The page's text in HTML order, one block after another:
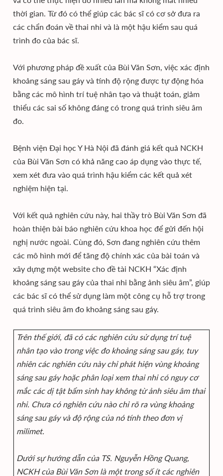
thời gian. Từ đó có thể giúp các bác sĩ có cơ sở đưa ra
các chẩn đoán về thai nhi và là một hậu kiểm sau quá
trình đo của bác sĩ.
Với phương pháp đề xuất của Bùi Văn Sơn, việc xác định
khoảng sáng sau gáy và tính độ rộng được tự động hóa
bằng các mô hình trí tuệ nhân tạo và thuật toán, giảm
thiểu các sai số không đáng có trong quá trình siêu âm
đo.
Bệnh viện Đại học Y Hà Nội đã đánh giá kết quả NCKH
của Bùi Văn Sơn có khả năng cao áp dụng vào thực tế,
xem xét đưa vào quá trình hậu kiểm các kết quả xét
nghiệm hiện tại.
Với kết quả nghiên cứu này, hai thầy trò Bùi Văn Sơn đã
hoàn thiện bài báo nghiên cứu khoa học để gửi đến hội
nghị nước ngoài. Cùng đó, Sơn đang nghiên cứu thêm
các mô hình mới để tăng độ chính xác của bài toán và
xây dựng một website cho đề tài NCKH “Xác định
khoảng sáng sau gáy của thai nhi bằng ảnh siêu âm”, giúp
các bác sĩ có thể sử dụng làm một công cụ hỗ trợ trong
quá trình siêu âm đo khoảng sáng sau gáy.
Trên thế giới, đã có các nghiên cứu sử dụng trí tuệ
nhân tạo vào trong việc đo khoảng sáng sau gáy, tuy
nhiên các nghiên cứu này chỉ phát hiện vùng khoảng
sáng sau gáy hoặc phân loại xem thai nhi có nguy cơ
mắc các dị tật bẩm sinh hay không từ ảnh siêu âm thai
nhi. Chưa có nghiên cứu nào chỉ rõ ra vùng khoảng
sáng sau gáy và độ rộng của nó tính theo đơn vị
milimet.
Dưới sự hướng dẫn của TS. Nguyễn Hồng Quang,
NCKH của Bùi Văn Sơn là một trong số ít các nghiên